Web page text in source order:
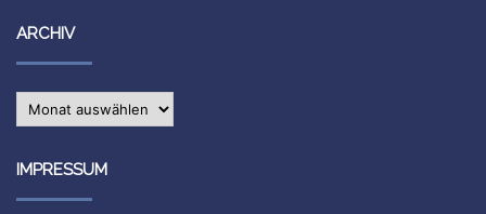
ARCHIV
Archiv
IMPRESSUM